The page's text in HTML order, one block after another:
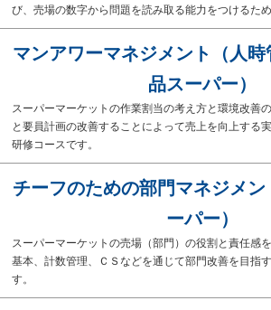
び、売場の数字から問題を読み取る能力をつけるた
マンアワーマネジメント（人
品スーパー）
スーパーマーケットの作業割当の考え方と環境改善
と要員計画の改善することによって売上を向上する
研修コースです。
チーフのための部門マネジメ
ーパー）
スーパーマーケットの売場（部門）の役割と責任感
基本、計数管理、ＣＳなどを通じて部門改善を目指
す。